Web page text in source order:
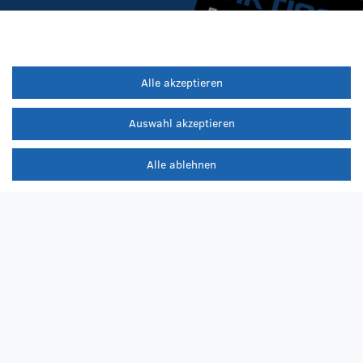
Alle akzeptieren
Auswahl akzeptieren
Alle ablehnen